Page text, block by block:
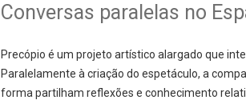
Conversas paralelas no
Precópio é um projeto artístico alargado que
Paralelamente à criação do espetáculo, a
forma partilham reflexões e conhecimento